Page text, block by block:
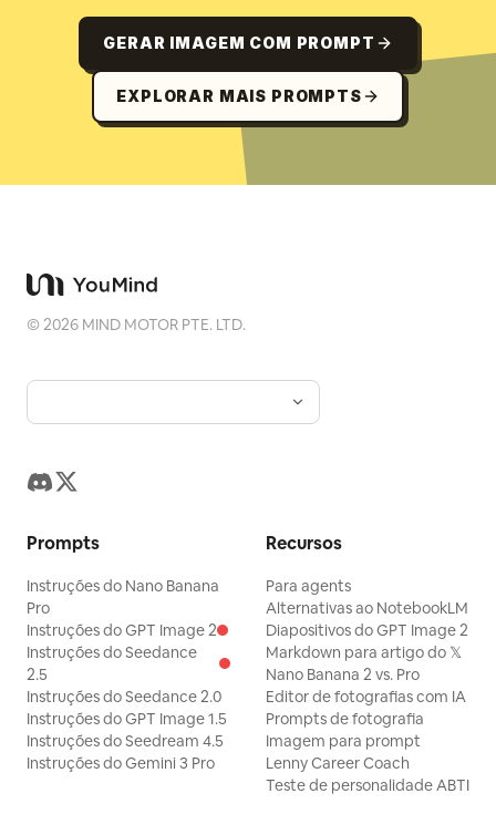
GERAR IMAGEM COM PROMPT
EXPLORAR MAIS PROMPTS
©2026 MIND MOTOR PTE. LTD.
Prompts
Instruções do Nano Banana
Pro
Instruções do GPT Image 2
Instruções do Seedance
2.5
Instruções do Seedance 2.0
Instruções do GPT Image 1.5
Instruções do Seedream 4.5
Instruções do Gemini 3 Pro
Recursos
Para agents
Alternativas ao NotebookLM
Diapositivos do GPT Image 2
Markdown para artigo do 𝕏
Nano Banana 2 vs. Pro
Editor de fotografias com IA
Prompts de fotografia
Imagem para prompt
Lenny Career Coach
Teste de personalidade ABTI